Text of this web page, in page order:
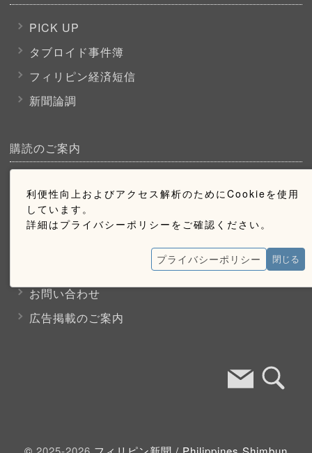
利便性向上およびアクセス解析のためにCookieを使用
しています。
詳細はプライバシーポリシーをご確認ください。
プライバシーポリシー 閉じる
PICK UP
タブロイド事件簿
フィリピン経済短信
新聞論調
購読のご案内
お問い合わせ
お問い合わせ
広告掲載のご案内